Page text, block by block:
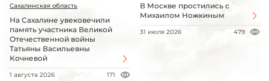
Сахалинская область
На Сахалине увековечили
память участника Великой
Отечественной войны
Татьяны Васильевны
Кочневой
1 августа 2026 171
В Москве простились с
Михаилом Ножкиным
31 июля 2026 479